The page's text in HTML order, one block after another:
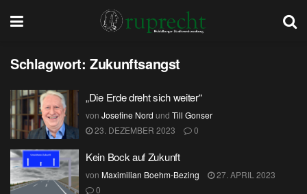
Schlagwort:Zukunftsangst
„Die Erde dreht sich weiter“
von Josefine Nord und Till Gonser
23. DEZEMBER 2023
0
Kein Bock auf Zukunft
von Maximilian Boehm-Bezing
27. APRIL 2023
0